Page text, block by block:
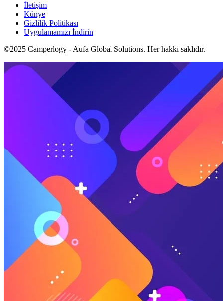
İletişim
Künye
Gizlilik Politikası
Uygulamamızı İndirin
©2025 Camperlogy - Aufa Global Solutions. Her hakkı saklıdır.